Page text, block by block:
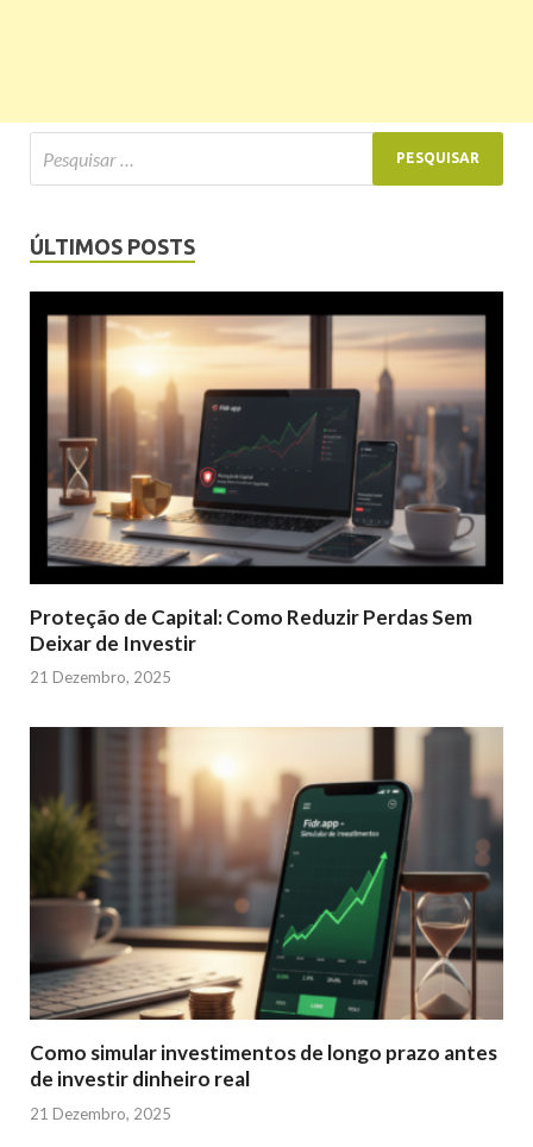
ÚLTIMOS POSTS
Proteção de Capital: Como Reduzir Perdas Sem
Deixar de Investir
21 Dezembro, 2025
Como simular investimentos de longo prazo antes
de investir dinheiro real
21 Dezembro, 2025